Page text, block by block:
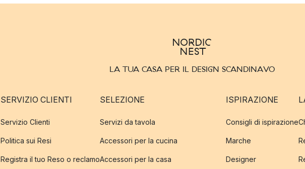
LA TUA CASA PER IL DESIGN SCANDINAVO
SERVIZIO CLIENTI
Servizio Clienti
Politica sui Resi
Registra il tuo Reso o reclamo
SELEZIONE
Servizi da tavola
Accessori per la cucina
Accessori per la casa
ISPIRAZIONE
Consigli di ispirazione
Marche
Designer